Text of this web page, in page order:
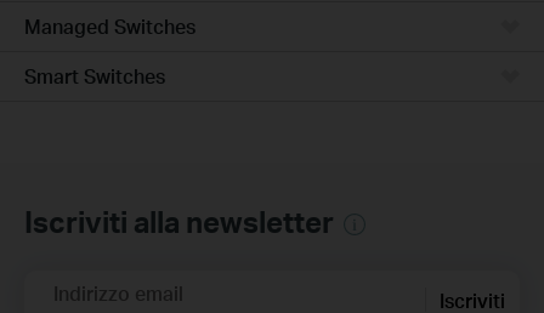
Managed Switches
Smart Switches
Iscriviti alla newsletter
Indirizzo email Iscriviti